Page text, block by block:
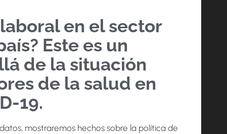
en el sector
Este es un
de la situación
de la salud en
19.
mostraremos hechos sobre la política de